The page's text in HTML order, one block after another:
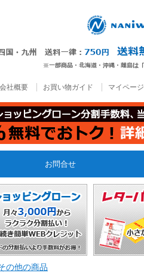
会社概要 お買い物ガイド マイページ
お問合せ
の他の商品